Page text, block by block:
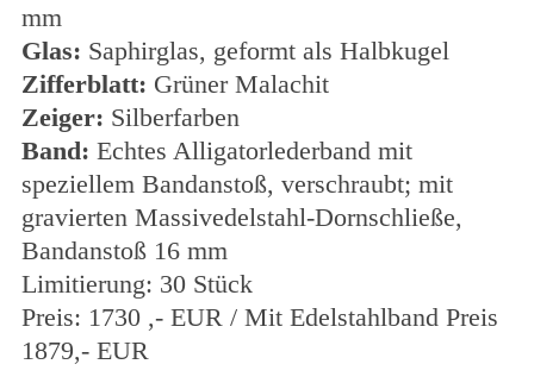
mm
Glas: Saphirglas, geformt als Halbkugel
Zifferblatt: Grüner Malachit
Zeiger: Silberfarben
Band: Echtes Alligatorlederband mit
speziellem Bandanstoß, verschraubt; mit
gravierten Massivedelstahl-Dornschließe,
Bandanstoß 16 mm
Limitierung: 30 Stück
Preis: 1730 ,- EUR / Mit Edelstahlband Preis
1879,- EUR